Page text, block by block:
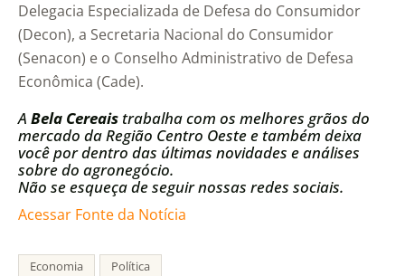
Delegacia Especializada de Defesa do Consumidor
(Decon), a Secretaria Nacional do Consumidor
(Senacon) e o Conselho Administrativo de Defesa
Econômica (Cade).
A Bela Cereais trabalha com os melhores grãos do
mercado da Região Centro Oeste e também deixa
você por dentro das últimas novidades e análises
sobre do agronegócio.
Não se esqueça de seguir nossas redes sociais.
Acessar Fonte da Notícia
Economia Política